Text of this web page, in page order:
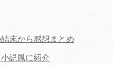
末から感想まとめ
説風に紹介